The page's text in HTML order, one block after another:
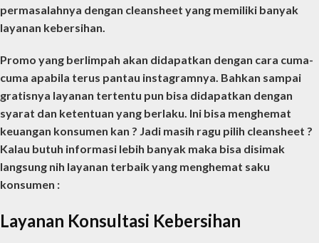
permasalahnya dengan cleansheet yang memiliki banyak
layanan kebersihan.
Promo yang berlimpah akan didapatkan dengan cara cuma-
cuma apabila terus pantau instagramnya. Bahkan sampai
gratisnya layanan tertentu pun bisa didapatkan dengan
syarat dan ketentuan yang berlaku. Ini bisa menghemat
keuangan konsumen kan ? Jadi masih ragu pilih cleansheet ?
Kalau butuh informasi lebih banyak maka bisa disimak
langsung nih layanan terbaik yang menghemat saku
konsumen :
Layanan Konsultasi Kebersihan